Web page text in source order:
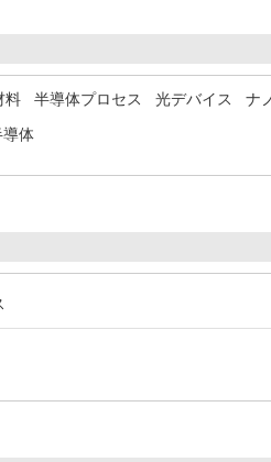
料 半導体プロセス 光デバイス ナ
導体